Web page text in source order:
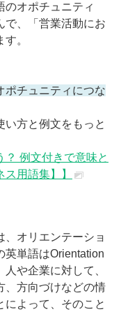
のオポチュニティ
で、「営業活動にお
。
ポチュニティにつな
方と例文をもっと
？ 例文付きで意味と
用語集】】
、オリエンテーショ
英単語はOrientation
や企業に対して、
、方向づけなどの情
によって、そのこと